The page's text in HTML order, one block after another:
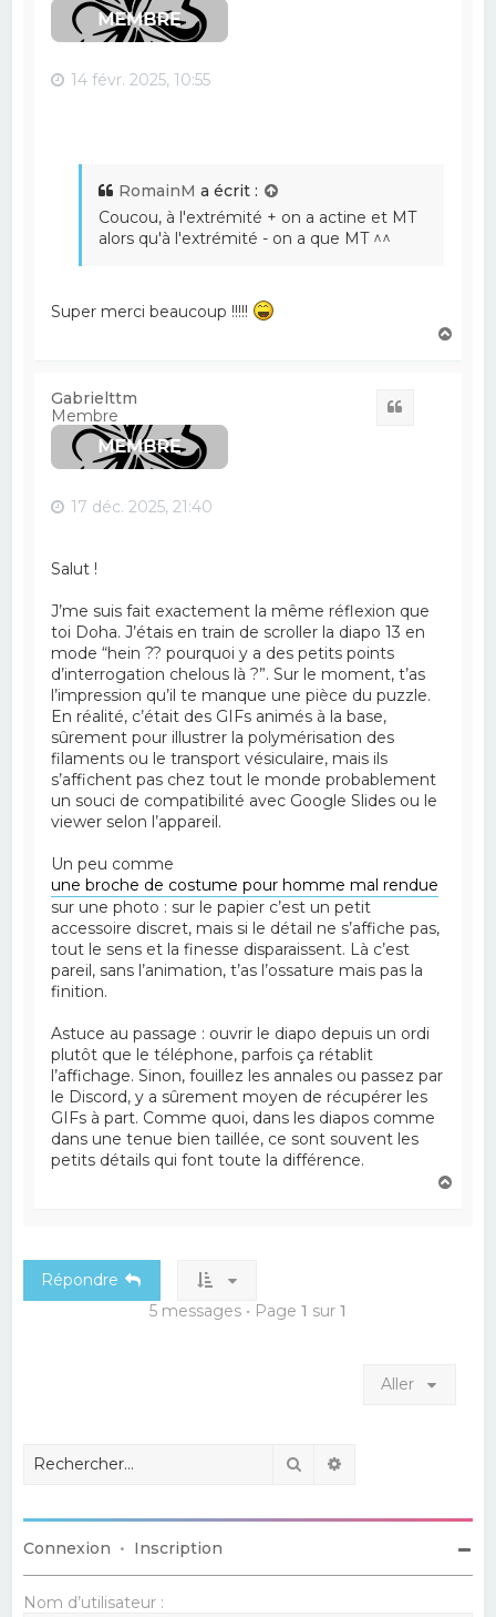
14 févr. 2025, 10:55
RomainM a écrit :
Coucou, à l'extrémité + on a actine et MT
alors qu'à l'extrémité - on a que MT ^^
Super merci beaucoup !!!!!
Gabrielttm
Membre
17 déc. 2025, 21:40
Salut !
J’me suis fait exactement la même réflexion que
toi Doha. J’étais en train de scroller la diapo 13 en
mode “hein ?? pourquoi y a des petits points
d’interrogation chelous là ?”. Sur le moment, t’as
l’impression qu’il te manque une pièce du puzzle.
En réalité, c’était des GIFs animés à la base,
sûrement pour illustrer la polymérisation des
filaments ou le transport vésiculaire, mais ils
s’affichent pas chez tout le monde probablement
un souci de compatibilité avec Google Slides ou le
viewer selon l’appareil.
Un peu comme
une broche de costume pour homme mal rendue
sur une photo : sur le papier c’est un petit
accessoire discret, mais si le détail ne s’affiche pas,
tout le sens et la finesse disparaissent. Là c’est
pareil, sans l’animation, t’as l’ossature mais pas la
finition.
Astuce au passage : ouvrir le diapo depuis un ordi
plutôt que le téléphone, parfois ça rétablit
l’affichage. Sinon, fouillez les annales ou passez par
le Discord, y a sûrement moyen de récupérer les
GIFs à part. Comme quoi, dans les diapos comme
dans une tenue bien taillée, ce sont souvent les
petits détails qui font toute la différence.
Répondre
5 messages • Page 1 sur 1
Aller
Rechercher
Connexion • Inscription
Nom d’utilisateur :